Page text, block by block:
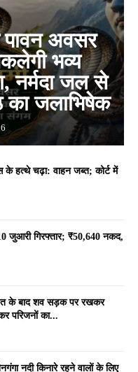
पावन अवसर
भव्य
नर्मदा जल से
का जलाभिषेक
के हत्थे चढ़ा: वाहन जब्त; कोर्ट में
जुआरी गिरफ्तार; ₹50,640 नकद,
के बाद शव सड़क पर रखकर
परिजनों का...
नदी किनारे रहने वालों के लिए